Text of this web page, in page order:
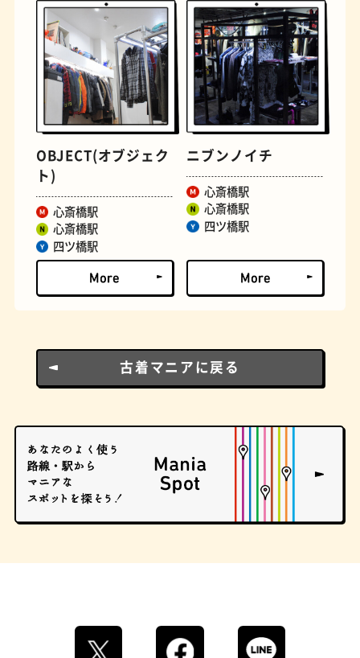
おでん らせん階段
ロイヤルミルクティー せんべろ
OBJECT(オブジェク
ト)
心斎橋駅
心斎橋駅
四ツ橋駅
ニブンノイチ
心斎橋駅
心斎橋駅
四ツ橋駅
古着マニアに戻る